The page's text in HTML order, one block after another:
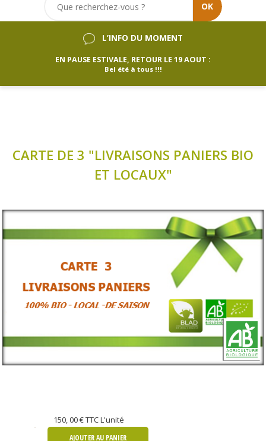
OK
L’INFO DU MOMENT
EN PAUSE ESTIVALE, RETOUR LE 19 AOUT :
Bel été à tous !!!
CARTE DE 3 "LIVRAISONS PANIERS BIO
ET LOCAUX"
150, 00 €TTC L'unité
AJOUTER AU PANIER